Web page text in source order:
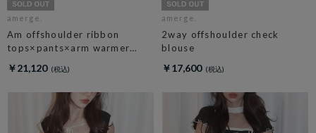
amerge.
Am offshoulder ribbon
tops×pants×arm warmer
￥21,120
amerge.
2way offshoulder check
blouse
￥17,600